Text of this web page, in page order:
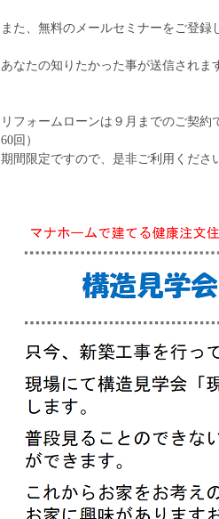
また、無料のメールセミナーをご登録
あなたの知りたかった事が送信されま
リフォームローンは９月までのご契
60回）
期間限定ですので、是非ご利用くださ